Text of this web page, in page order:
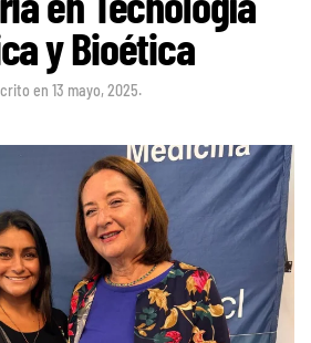
y Bioética
en 13 mayo, 2025.